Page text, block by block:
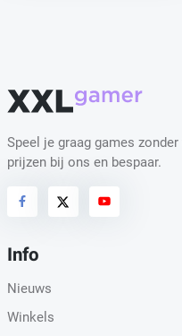
Speel je graag games
prijzen bij ons en bespaar.
Info
Nieuws
Winkels